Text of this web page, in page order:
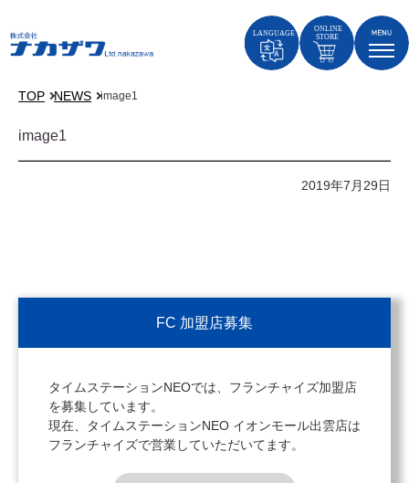
TOP NEWS image1
image1
2019年7月29日
FC 加盟店募集
タイムステーションNEOでは、フランチャイズ加盟店
を募集しています。
現在、タイムステーションNEO イオンモール出雲店は
フランチャイズで営業していただいてます。